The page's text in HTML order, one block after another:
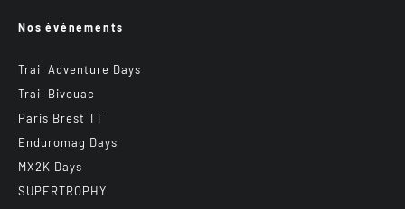
Nos événements
Trail Adventure Days
Trail Bivouac
Paris Brest TT
Enduromag Days
MX2K Days
SUPERTROPHY